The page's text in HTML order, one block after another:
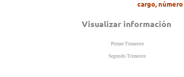
cargo,
Visualizar información
Primer Trimestre
Segundo Trimestre